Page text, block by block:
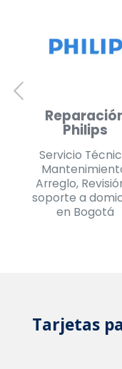
Daewoo
Servicio
Arreglo,
soporte a
en Bogotá
Tarjetas